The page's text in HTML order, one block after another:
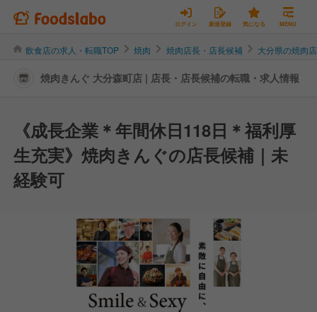
ログイン 新規登録 気になる MENU
飲食店の求人・転職TOP 焼肉 焼肉店長・店長候補 大分県の焼肉
焼肉きんぐ 大分森町店 | 店長・店長候補の転職・求人情報
《成長企業＊年間休日118日＊福利厚
生充実》焼肉きんぐの店長候補｜未
経験可